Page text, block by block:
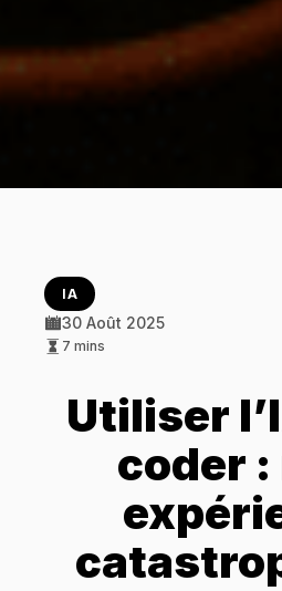
IA
30 Août 2025
7 mins
Utiliser
coder :